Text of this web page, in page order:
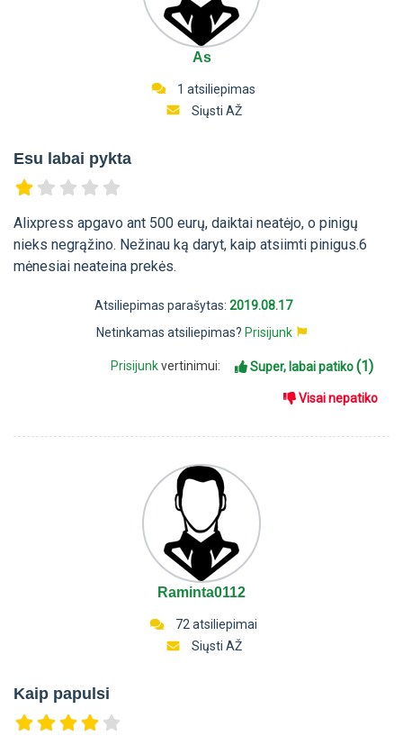
As
1 atsiliepimas
Siųsti AŽ
Esu labai pykta
Alixpress apgavo ant 500 eurų, daiktai neatėjo, o pinigų
nieks negrąžino. Nežinau ką daryt, kaip atsiimti pinigus.6
mėnesiai neateina prekės.
Atsiliepimas parašytas: 2019.08.17
Netinkamas atsiliepimas? Prisijunk
Prisijunkvertinimui: Super, labai patiko(1)
Visai nepatiko
Raminta0112
72 atsiliepimai
Siųsti AŽ
Kaip papulsi